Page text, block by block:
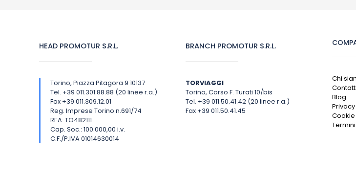
HEAD PROMOTUR S.R.L.
Torino, Piazza Pitagora 9 10137
Tel. +39 011.301.88.88 (20 linee r.a.)
Fax +39 011.309.12.01
Reg. Imprese Torino n.691/74
REA: TO482111
Cap. Soc.: 100.000,00 i.v.
C.F./P.IVA 01014630014
BRANCH PROMOTUR S.R.L.
TORVIAGGI
Torino, Corso F. Turati 10/bis
Tel. +39 011.50.41.42 (20 linee r.a.)
Fax +39 011.50.41.45
Chi
Contatti
Blog
Cookie